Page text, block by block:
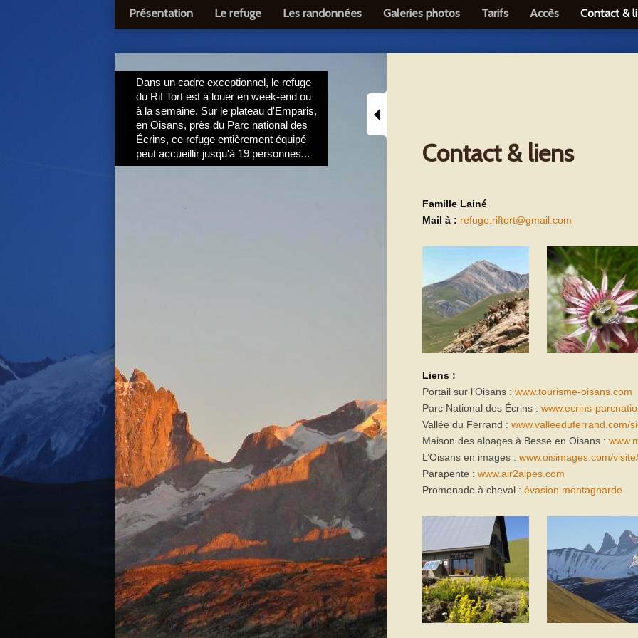
Présentation Le refuge Les randonnées Galeries photos Tarifs Accès Contact &
Dans un cadre exceptionnel, le refuge
du Rif Tort est à louer en week-end ou
à la semaine. Sur le plateau d'Emparis,
en Oisans, près du Parc national des
Écrins, ce refuge entièrement équipé
peut accueillir jusqu'à 19 personnes...
MENU
Présentation
Les randonnées
Photos du refuge
Photos paysages
Tarifs
Accès
Contact & liens
Contact & liens
Famille Lainé
Mail à : refuge.riftort@gmail.com
Liens :
Portail sur l’Oisans : www.tourisme-oisans.com
Parc National des Écrins : www.ecrins-
Vallée du Ferrand : www.valleeduferrand.com/
Maison des alpages à Besse en Oisans :
L’Oisans en images : www.oisimages.com/
Parapente : www.air2alpes.com
Promenade à cheval : évasion montagnarde